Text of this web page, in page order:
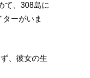
て、308島に
ーがいま
、彼女の生